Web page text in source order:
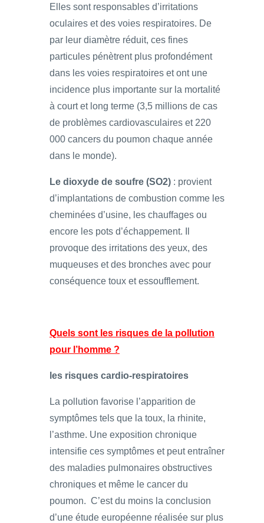
Elles sont responsables d’irritations
oculaires et des voies respiratoires. De
par leur diamètre réduit, ces fines
particules pénètrent plus profondément
dans les voies respiratoires et ont une
incidence plus importante sur la mortalité
à court et long terme (3,5 millions de cas
de problèmes cardiovasculaires et 220
000 cancers du poumon chaque année
dans le monde).
Le dioxyde de soufre (SO2) : provient
d’implantations de combustion comme les
cheminées d’usine, les chauffages ou
encore les pots d’échappement. Il
provoque des irritations des yeux, des
muqueuses et des bronches avec pour
conséquence toux et essoufflement.
Quels sont les risques de la pollution
pour l’homme ?
les risques cardio-respiratoires
La pollution favorise l’apparition de
symptômes tels que la toux, la rhinite,
l’asthme. Une exposition chronique
intensifie ces symptômes et peut entraîner
des maladies pulmonaires obstructives
chroniques et même le cancer du
poumon. C’est du moins la conclusion
d’une étude européenne réalisée sur plus